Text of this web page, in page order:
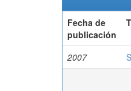
Fecha de
publicación
2007